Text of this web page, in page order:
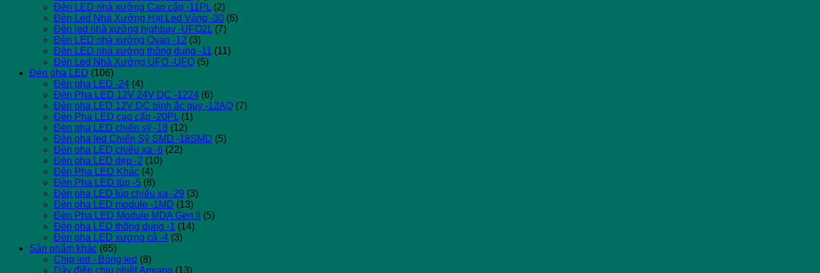
Đèn LED nhà xưởng Cao cấp -11PL (2)
Đèn Led Nhà Xưởng Hạt Led Vàng -30 (6)
Đèn led nhà xưởng highbay -UFO2L (7)
Đèn LED nhà xưởng Ovan -12 (3)
Đèn LED nhà xưởng thông dụng -11 (11)
Đèn Led Nhà Xưởng UFO -UFO (5)
Đèn pha LED (106)
Đèn pha LED -24 (4)
Đèn Pha LED 12V 24V DC -1224 (6)
Đèn pha LED 12V DC bình ắc quy -12AQ (7)
Đèn Pha LED cao cấp -20PL (1)
Đèn pha LED chiến sỹ -18 (12)
Đèn pha led Chiến Sỹ SMD -18SMD (5)
Đèn pha LED chiếu xa -6 (22)
Đèn pha LED dẹp -2 (10)
Đèn Pha LED Khác (4)
Đèn Pha LED lúp -5 (8)
Đèn pha LED lúp chiếu xa -29 (3)
Đèn pha LED module -1MD (13)
Đèn Pha LED Module MDA Gen II
(5)
Đèn pha LED thông dụng -1 (14)
Đèn pha LED xương cá -4 (3)
Sản phẩm khác (65)
Chip led - Bóng led (8)
Dây điện chịu nhiệt Amiang (13)